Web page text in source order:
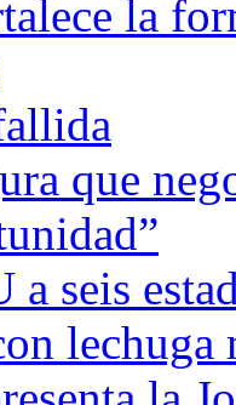
la
que
a seis
lechuga